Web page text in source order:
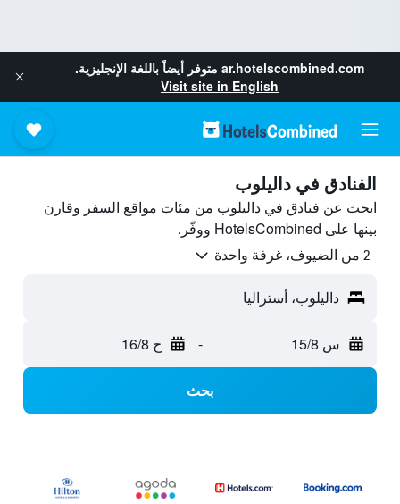
ar.hotelscombined.com متوفر أيضاً باللغة الإنجليزية.
Visit site in English
الفنادق في داليلوب
ابحث عن فنادق في داليلوب من مئات مواقع السفر وقارن
بينها على HotelsCombined ووفّر.
2 من الضيوف، غرفة واحدة
داليلوب، أستراليا
س 15/8 - ح 16/8
بحث